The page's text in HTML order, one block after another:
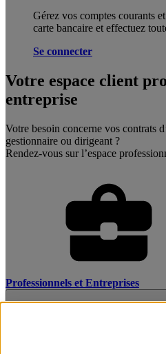
Gérez vos comptes courants
carte bancaire et effectuez
Se connecter
Votre espace client
entreprise
Votre besoin concerne vos contrats
gestionnaire ou dirigeant ?
Rendez-vous sur l’espace
Professionnels et Entreprises